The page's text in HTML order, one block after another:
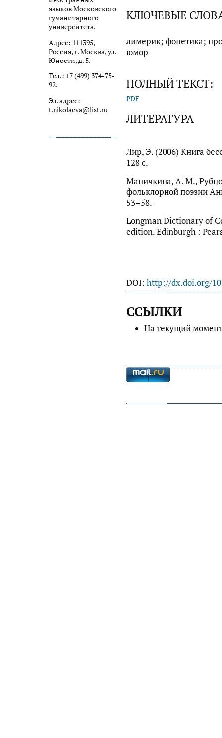
языков Московского
гуманитарного
университета.
Адрес: 111395,
Россия, г. Москва, ул.
Юности, д. 5.
Тел.: +7 (499) 374-75-
92.
Эл. адрес:
t.nikolaeva@list.ru
КЛЮЧЕВЫЕ
лимерик; фонетика;
юмор
ПОЛНЫЙ ТЕКСТ:
PDF
ЛИТЕРАТУРА
Лир, Э. (2006) Книга
128 с.
Маничкина, А. М.,
фольклорной поэзии
53–58.
Longman Dictionary of
edition. Edinburgh :
DOI: http://dx.doi.org/
ССЫЛКИ
На текущий